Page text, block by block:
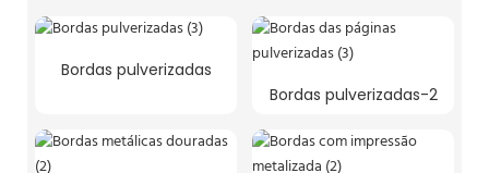
Bordas pulverizadas
Bordas pulverizadas-2